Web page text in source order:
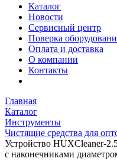
Каталог
Новости
Сервисный центр
Поверка
Оплата и доставка
О компании
Контакты
Главная
Каталог
Инструменты
Чистящие средства для
Устройство HUXCleaner-
с наконечниками